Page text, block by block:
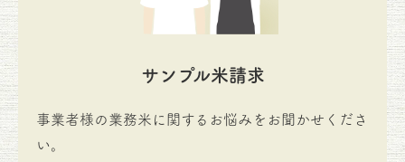
サンプル米請求
事業者様の業務米に関するお悩みをお聞かせくださ
い。